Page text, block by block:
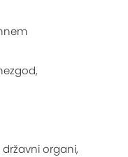
organi,